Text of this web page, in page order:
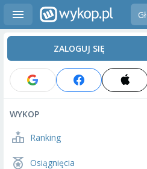
ZALOGUJ SIĘ
WYKOP
Ranking
Osiągnięcia